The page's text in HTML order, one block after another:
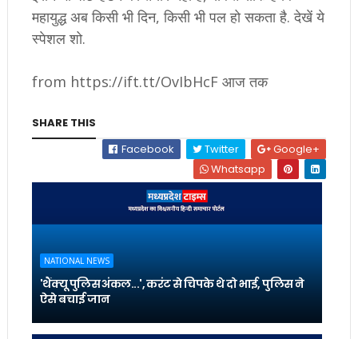
महायुद्ध अब किसी भी दिन, किसी भी पल हो सकता है. देखें ये
स्पेशल शो.
from https://ift.tt/OvIbHcF आज तक
SHARE THIS
Facebook
Twitter
Google+
Whatsapp
NATIONAL NEWS
'थैंक्यू पुलिस अंकल...', करंट से चिपके थे दो भाई, पुलिस ने
ऐसे बचाई जान